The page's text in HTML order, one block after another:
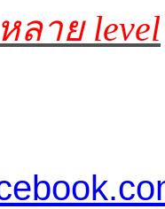
ลาย level